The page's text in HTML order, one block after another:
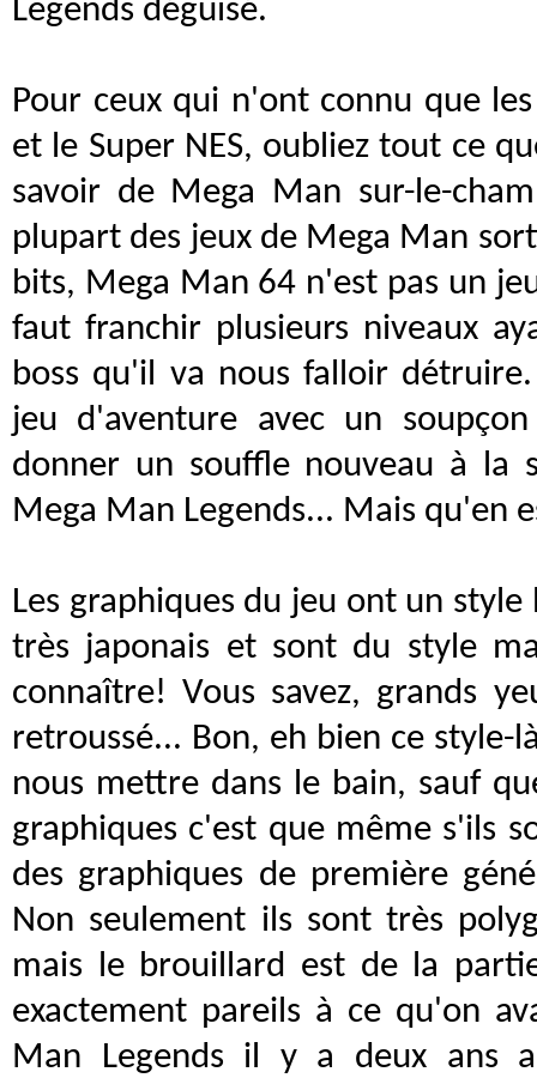
Legends déguisé.
Pour ceux qui n'ont connu que
et le Super NES, oubliez tout ce
savoir de Mega Man sur-le-
plupart des jeux de Mega Man
bits, Mega Man 64 n'est pas un
faut franchir plusieurs niveaux
boss qu'il va nous falloir
jeu d'aventure avec un
donner un souffle nouveau à la
Mega Man Legends... Mais qu'en
Les graphiques du jeu ont un
très japonais et sont du style
connaître! Vous savez, grands
retroussé... Bon, eh bien ce style-
nous mettre dans le bain, sauf
graphiques c'est que même s'ils
des graphiques de première
Non seulement ils sont très
mais le brouillard est de la
exactement pareils à ce qu'on
Man Legends il y a deux ans